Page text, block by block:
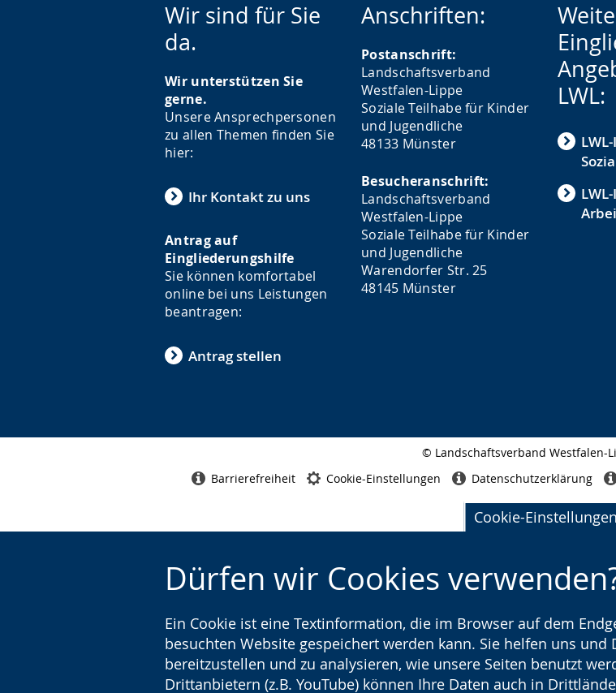
Cookie-Einstellungen
Dürfen wir Cookies
Ein Cookie ist eine Textinformation, die im Browser auf dem
besuchten Website gespeichert werden kann. Sie helfen uns
bereitzustellen und zu analysieren, wie unsere Seiten benutzt
Drittanbietern (z.B. YouTube) können Ihre Daten auch in
Wir sind für Sie
da.
Wir unterstützen Sie
gerne.
Unsere Ansprechpersonen
zu allen Themen finden Sie
hier:
Ihr Kontakt zu uns
Antrag auf
Eingliederungshilfe
Sie können komfortabel
online bei uns Leistungen
beantragen:
Antrag stellen
Anschriften:
Postanschrift:
Landschaftsverband
Westfalen-Lippe
Soziale Teilhabe für Kinder
und Jugendliche
48133 Münster
Besucheranschrift:
Landschaftsverband
Westfalen-Lippe
Soziale Teilhabe für Kinder
und Jugendliche
Warendorfer Str. 25
48145 Münster
LWL:
© Landschaftsverband Westfalen-
Barrierefreiheit Cookie-Einstellungen Datenschutzerklärung